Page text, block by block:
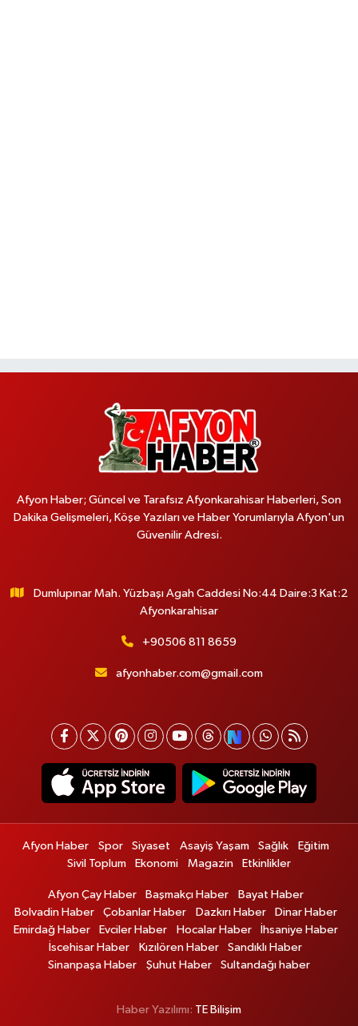
Afyon Haber; Güncel ve Tarafsız Afyonkarahisar Haberleri, Son
Dakika Gelişmeleri, Köşe Yazıları ve Haber Yorumlarıyla Afyon'un
Güvenilir Adresi.
Dumlupınar Mah. Yüzbaşı Agah Caddesi No:44 Daire:3 Kat:2
Afyonkarahisar
+90506 811 8659
afyonhaber.com@gmail.com
Afyon Haber Spor Siyaset Asayiş Yaşam Sağlık
Eğitim
Sivil Toplum
Ekonomi Magazin Etkinlikler
Afyon Çay Haber Başmakçı Haber
Bayat Haber
Bolvadin Haber
Çobanlar Haber Dazkırı Haber
Dinar Haber
Emirdağ Haber
Evciler Haber Hocalar Haber
İhsaniye Haber
İscehisar Haber
Kızılören Haber
Sandıklı Haber
Sinanpaşa Haber
Şuhut Haber Sultandağı haber
Haber Yazılımı: TE Bilişim